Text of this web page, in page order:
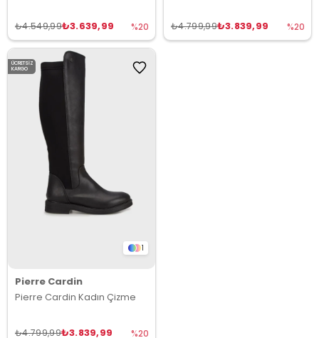
₺3.639,99
₺4.549,99 %20 ₺3.839,99
₺4.799,99 %20
1
Pierre Cardin
Pierre Cardin Kadın Çizme
₺3.839,99
₺4.799,99 %20
ÜCRETSIZ
KARGO